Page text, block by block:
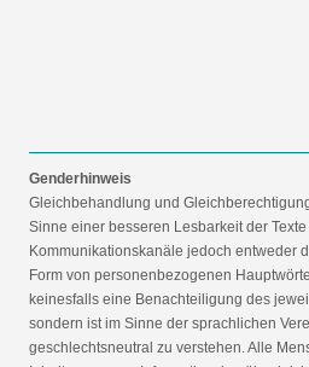
Genderhinweis
Gleichbehandlung und
Sinne einer besseren Lesbarkeit der
Kommunikationskanäle jedoch entweder
Form von personenbezogenen
keinesfalls eine Benachteiligung des
sondern ist im Sinne der sprachlichen
geschlechtsneutral zu verstehen. Alle